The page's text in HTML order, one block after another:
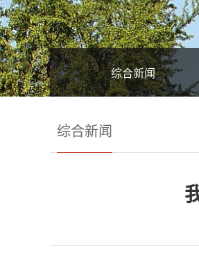
综合新闻
综合新闻